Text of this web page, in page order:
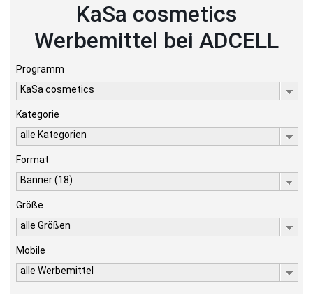
KaSa cosmetics
Werbemittel bei ADCELL
Programm
KaSa cosmetics
Kategorie
alle Kategorien
Format
Banner (18)
Größe
alle Größen
Mobile
alle Werbemittel